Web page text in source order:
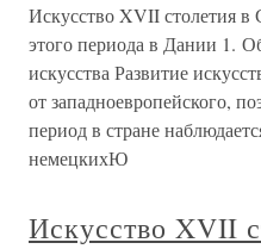
Искусство XVII столетия
этого периода в Дании 1.
искусства Развитие
от западноевропейского,
период в стране
немецкихЮ
Искусство XVII